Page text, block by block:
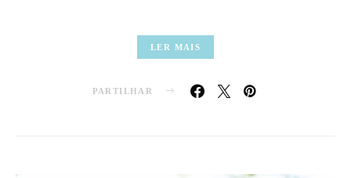
LER MAIS
PARTILHAR